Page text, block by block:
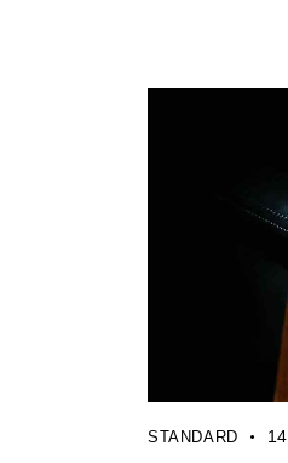
STANDARD